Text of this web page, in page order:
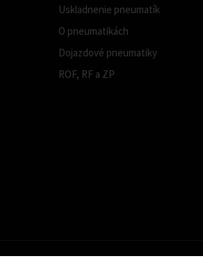
Uskladnenie pneumatík
O pneumatikách
Dojazdové pneumatiky
ROF, RF a ZP